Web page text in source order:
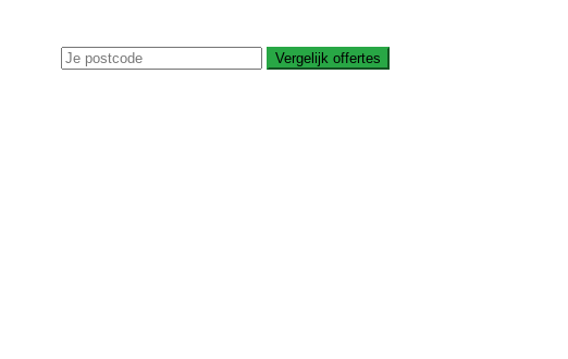
Vergelijk offertes